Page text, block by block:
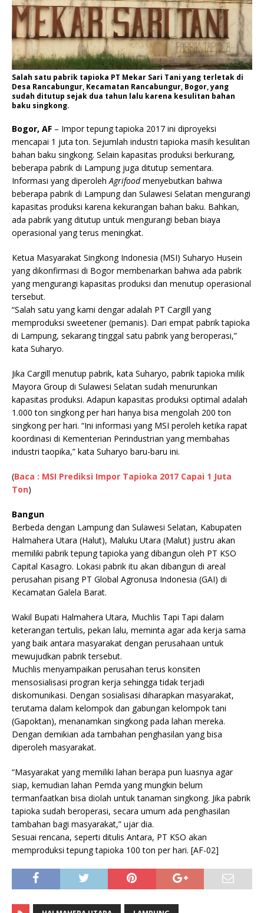
Salah satu pabrik tapioka PT Mekar Sari Tani yang terletak di
Desa Rancabungur, Kecamatan Rancabungur, Bogor, yang
sudah ditutup sejak dua tahun lalu karena kesulitan bahan
baku singkong.
Bogor, AF – Impor tepung tapioka 2017 ini diproyeksi
mencapai 1 juta ton. Sejumlah industri tapioka masih kesulitan
bahan baku singkong. Selain kapasitas produksi berkurang,
beberapa pabrik di Lampung juga ditutup sementara.
Informasi yang diperolehAgrifoodmenyebutkan bahwa
beberapa pabrik di Lampung dan Sulawesi Selatan mengurangi
kapasitas produksi karena kekurangan bahan baku. Bahkan,
ada pabrik yang ditutup untuk mengurangi beban biaya
operasional yang terus meningkat.
Ketua Masyarakat Singkong Indonesia (MSI) Suharyo Husein
yang dikonfirmasi di Bogor membenarkan bahwa ada pabrik
yang mengurangi kapasitas produksi dan menutup operasional
tersebut.
“Salah satu yang kami dengar adalah PT Cargill yang
memproduksi sweetener (pemanis). Dari empat pabrik tapioka
di Lampung, sekarang tinggal satu pabrik yang beroperasi,”
kata Suharyo.
Jika Cargill menutup pabrik, kata Suharyo, pabrik tapioka milik
Mayora Group di Sulawesi Selatan sudah menurunkan
kapasitas produksi. Adapun kapasitas produksi optimal adalah
1.000 ton singkong per hari hanya bisa mengolah 200 ton
singkong per hari. “Ini informasi yang MSI peroleh ketika rapat
koordinasi di Kementerian Perindustrian yang membahas
industri taopika,” kata Suharyo baru-baru ini.
(Baca : MSI Prediksi Impor Tapioka 2017 Capai 1 Juta
Ton)
Bangun
Berbeda dengan Lampung dan Sulawesi Selatan, Kabupaten
Halmahera Utara (Halut), Maluku Utara (Malut) justru akan
memiliki pabrik tepung tapioka yang dibangun oleh PT KSO
Capital Kasagro. Lokasi pabrik itu akan dibangun di areal
perusahan pisang PT Global Agronusa Indonesia (GAI) di
Kecamatan Galela Barat.
Wakil Bupati Halmahera Utara, Muchlis Tapi Tapi dalam
keterangan tertulis, pekan lalu, meminta agar ada kerja sama
yang baik antara masyarakat dengan perusahaan untuk
mewujudkan pabrik tersebut.
Muchlis menyampaikan perusahan terus konsiten
mensosialisasi progran kerja sehingga tidak terjadi
diskomunikasi. Dengan sosialisasi diharapkan masyarakat,
terutama dalam kelompok dan gabungan kelompok tani
(Gapoktan), menanamkan singkong pada lahan mereka.
Dengan demikian ada tambahan penghasilan yang bisa
diperoleh masyarakat.
“Masyarakat yang memiliki lahan berapa pun luasnya agar
siap, kemudian lahan Pemda yang mungkin belum
termanfaatkan bisa diolah untuk tanaman singkong. Jika pabrik
tapioka sudah beroperasi, secara umum ada penghasilan
tambahan bagi masyarakat,” ujar dia.
Sesuai rencana, seperti ditulis Antara, PT KSO akan
memproduksi tepung tapioka 100 ton per hari. [AF-02]